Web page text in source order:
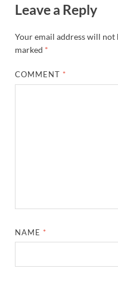
Leave a Reply
Your email address will not
marked *
COMMENT *
NAME *